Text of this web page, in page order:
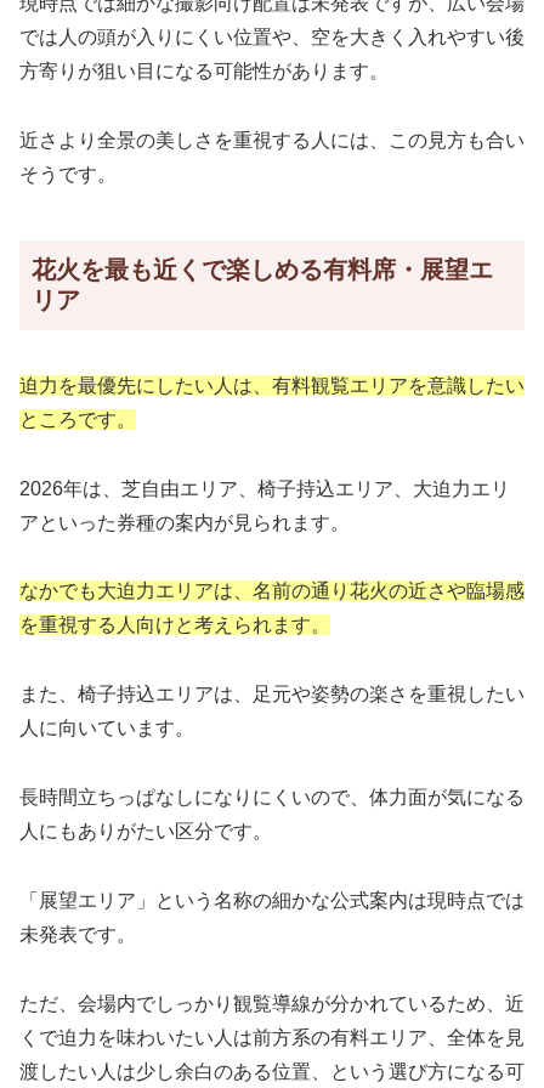
では人の頭が入りにくい位置や、空を大きく入れやすい後
方寄りが狙い目になる可能性があります。
近さより全景の美しさを重視する人には、この見方も合い
そうです。
花火を最も近くで楽しめる有料席・展望エ
リア
迫力を最優先にしたい人は、有料観覧エリアを意識したい
ところです。
2026年は、芝自由エリア、椅子持込エリア、大迫力エリ
アといった券種の案内が見られます。
なかでも大迫力エリアは、名前の通り花火の近さや臨場感
を重視する人向けと考えられます。
また、椅子持込エリアは、足元や姿勢の楽さを重視したい
人に向いています。
長時間立ちっぱなしになりにくいので、体力面が気になる
人にもありがたい区分です。
「展望エリア」という名称の細かな公式案内は現時点では
未発表です。
ただ、会場内でしっかり観覧導線が分かれているため、近
くで迫力を味わいたい人は前方系の有料エリア、全体を見
渡したい人は少し余白のある位置、という選び方になる可